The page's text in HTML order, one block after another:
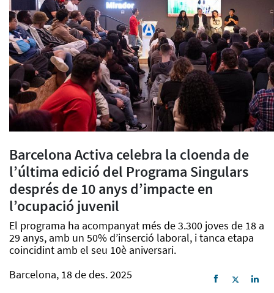
Barcelona Activa celebra la cloenda de
l’última edició del Programa Singulars
després de 10 anys d’impacte en
l’ocupació juvenil
El programa ha acompanyat més de 3.300 joves de 18 a
29 anys, amb un 50% d’inserció laboral, i tanca etapa
coincidint amb el seu 10è aniversari.
Barcelona, 18 de des. 2025